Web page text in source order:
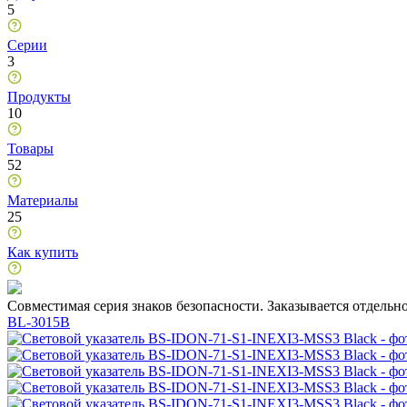
5
Серии
3
Продукты
10
Товары
52
Материалы
25
Как купить
Совместимая серия знаков безопасности. Заказывается
BL-3015B